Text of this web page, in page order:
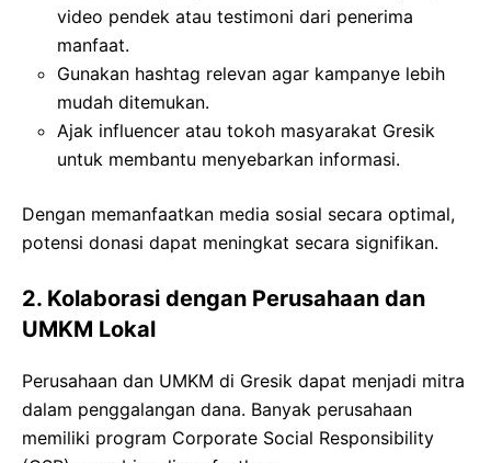
video pendek atau testimoni dari penerima
manfaat.
Gunakan hashtag relevan agar kampanye lebih
mudah ditemukan.
Ajak influencer atau tokoh masyarakat Gresik
untuk membantu menyebarkan informasi.
Dengan memanfaatkan media sosial secara optimal,
potensi donasi dapat meningkat secara signifikan.
2. Kolaborasi dengan Perusahaan dan
UMKM Lokal
Perusahaan dan UMKM di Gresik dapat menjadi mitra
dalam penggalangan dana. Banyak perusahaan
memiliki program Corporate Social Responsibility